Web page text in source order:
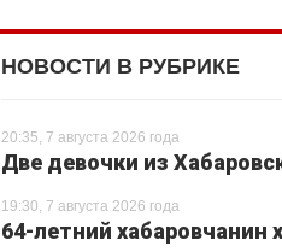
НОВОСТИ В РУБРИКЕ
20:35, 7 августа 2026 года
Две девочки из
19:30, 7 августа 2026 года
64-летний хабаровчанин